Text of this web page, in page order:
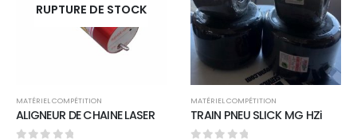
RUPTURE DE STOCK
MATÉRIEL COMPÉTITION
ALIGNEUR DE CHAINE LASER
MATÉRIEL COMPÉTITION
TRAIN PNEU SLICK MG HZi